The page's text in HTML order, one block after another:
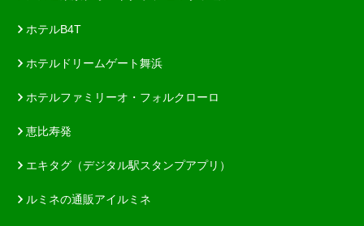
ホテルB4T
ホテルドリームゲート舞浜
ホテルファミリーオ・フォルクローロ
恵比寿発
エキタグ（デジタル駅スタンプアプリ）
ルミネの通販アイルミネ